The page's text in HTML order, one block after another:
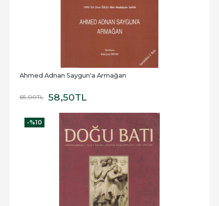
Ahmed Adnan Saygun'a Armağan
65,00TL 58,50TL
-%10